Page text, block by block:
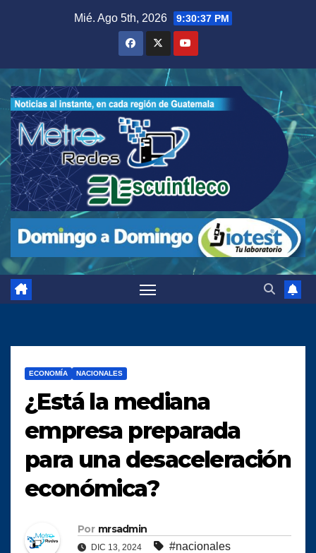
Mié. Ago 5th, 2026 9:30:38 PM
ECONOMÍA NACIONALES
¿Está la mediana
empresa preparada
para una desaceleración
económica?
Por mrsadmin
DIC 13, 2024 #nacionales